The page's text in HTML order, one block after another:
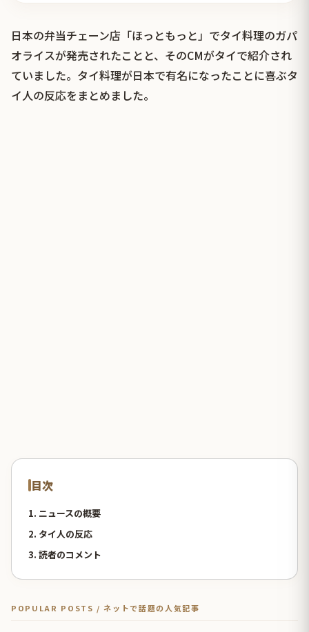
日本の弁当チェーン店「ほっともっと」でタイ料理のガパ
オライスが発売されたことと、そのCMがタイで紹介され
ていました。タイ料理が日本で有名になったことに喜ぶタ
イ人の反応をまとめました。
目次
1. ニュースの概要
2. タイ人の反応
3. 読者のコメント
POPULAR POSTS / ネットで話題の人気記事